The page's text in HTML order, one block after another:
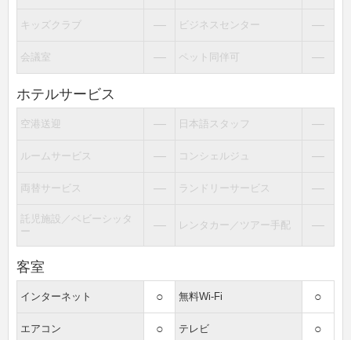
キッズクラブ ― ビジネスセンター ―
会議室 ― ペット同伴可 ―
ホテルサービス
空港送迎 ― 日本語スタッフ ―
ルームサービス ― コンシェルジュ ―
両替サービス ― ランドリーサービス ―
託児施設／ベビーシッタ
ー
― レンタカー／ツアー手配 ―
客室
インターネット ○ 無料Wi-Fi ○
エアコン ○ テレビ ○